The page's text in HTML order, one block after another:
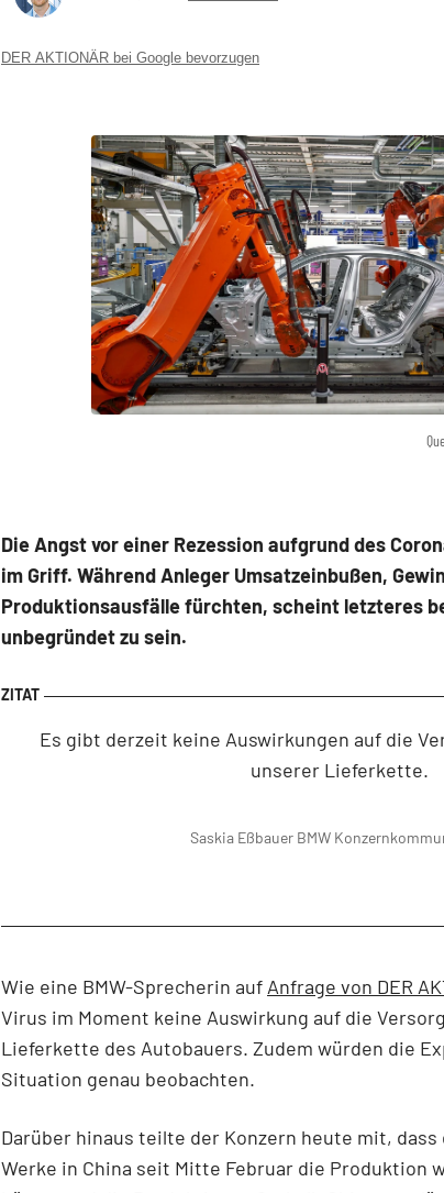
DER AKTIONÄR bei Google bevorzugen
Die Angst vor einer Rezession aufgrund des
im Griff. Während Anleger Umsatzeinbußen,
Produktionsausfälle fürchten, scheint letzteres
unbegründet zu sein.
Es gibt derzeit keine Auswirkungen auf die
unserer Lieferkette.
Saskia Eßbauer BMW
Wie eine BMW-Sprecherin aufAnfrage von DER
Virus im Moment keine Auswirkung auf die
Lieferkette des Autobauers. Zudem würden die
Situation genau beobachten.
Darüber hinaus teilte der Konzern heute mit,
Werke in China seit Mitte Februar die Produktion